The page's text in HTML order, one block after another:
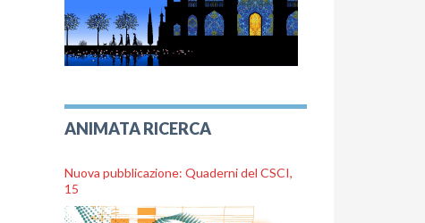
ANIMATA RICERCA
Nuova pubblicazione: Quaderni del CSCI,
15